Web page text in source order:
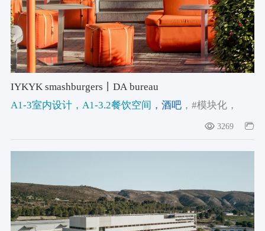
IYKYK smashburgers丨DA bureau
A1-3室内设计，A1-3.2餐饮空间 ，酒吧，#模块化，
3269